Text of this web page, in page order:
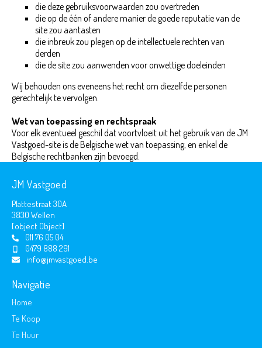
die deze gebruiksvoorwaarden zou overtreden
die op de één of andere manier de goede reputatie van de
site zou aantasten
die inbreuk zou plegen op de intellectuele rechten van
derden
die de site zou aanwenden voor onwettige doeleinden
Wij behouden ons eveneens het recht om diezelfde personen
gerechtelijk te vervolgen.
Wet van toepassing en rechtspraak
Voor elk eventueel geschil dat voortvloeit uit het gebruik van de JM
Vastgoed-site is de Belgische wet van toepassing, en enkel de
Belgische rechtbanken zijn bevoegd.
JM Vastgoed
Plattestraat 30A
3830 Wellen
[object Object]
011 76 05 04
0479 888 291
info@jmvastgoed.be
Navigatie
Home
Te Koop
Te Huur